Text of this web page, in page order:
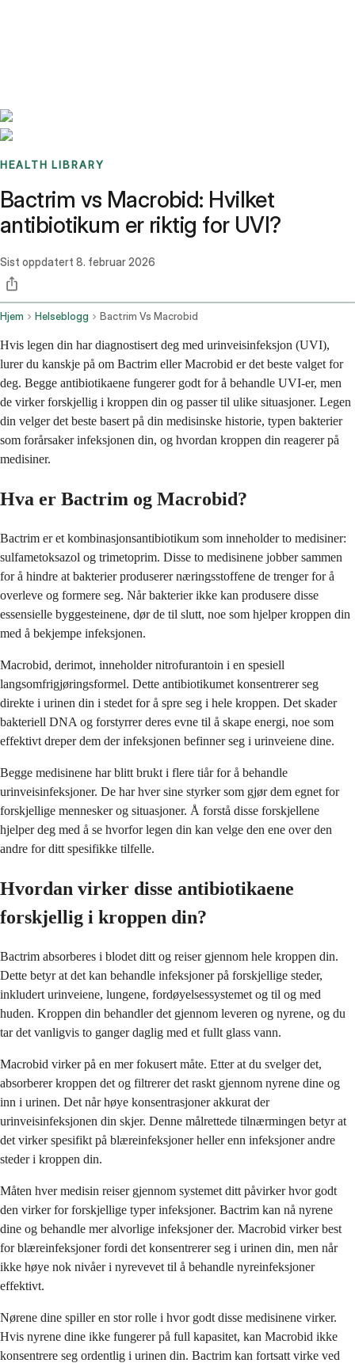
HEALTH LIBRARY
Bactrim vs Macrobid: Hvilket
antibiotikum er riktig for UVI?
Sist oppdatert 8. februar 2026
Hjem Helseblogg Bactrim Vs Macrobid
Hvis legen din har diagnostisert deg med urinveisinfeksjon (UVI),
lurer du kanskje på om Bactrim eller Macrobid er det beste valget for
deg. Begge antibiotikaene fungerer godt for å behandle UVI-er, men
de virker forskjellig i kroppen din og passer til ulike situasjoner. Legen
din velger det beste basert på din medisinske historie, typen bakterier
som forårsaker infeksjonen din, og hvordan kroppen din reagerer på
medisiner.
Hva er Bactrim og Macrobid?
Bactrim er et kombinasjonsantibiotikum som inneholder to medisiner:
sulfametoksazol og trimetoprim. Disse to medisinene jobber sammen
for å hindre at bakterier produserer næringsstoffene de trenger for å
overleve og formere seg. Når bakterier ikke kan produsere disse
essensielle byggesteinene, dør de til slutt, noe som hjelper kroppen din
med å bekjempe infeksjonen.
Macrobid, derimot, inneholder nitrofurantoin i en spesiell
langsomfrigjøringsformel. Dette antibiotikumet konsentrerer seg
direkte i urinen din i stedet for å spre seg i hele kroppen. Det skader
bakteriell DNA og forstyrrer deres evne til å skape energi, noe som
effektivt dreper dem der infeksjonen befinner seg i urinveiene dine.
Begge medisinene har blitt brukt i flere tiår for å behandle
urinveisinfeksjoner. De har hver sine styrker som gjør dem egnet for
forskjellige mennesker og situasjoner. Å forstå disse forskjellene
hjelper deg med å se hvorfor legen din kan velge den ene over den
andre for ditt spesifikke tilfelle.
Hvordan virker disse antibiotikaene
forskjellig i kroppen din?
Bactrim absorberes i blodet ditt og reiser gjennom hele kroppen din.
Dette betyr at det kan behandle infeksjoner på forskjellige steder,
inkludert urinveiene, lungene, fordøyelsessystemet og til og med
huden. Kroppen din behandler det gjennom leveren og nyrene, og du
tar det vanligvis to ganger daglig med et fullt glass vann.
Macrobid virker på en mer fokusert måte. Etter at du svelger det,
absorberer kroppen det og filtrerer det raskt gjennom nyrene dine og
inn i urinen. Det når høye konsentrasjoner akkurat der
urinveisinfeksjonen din skjer. Denne målrettede tilnærmingen betyr at
det virker spesifikt på blæreinfeksjoner heller enn infeksjoner andre
steder i kroppen din.
Måten hver medisin reiser gjennom systemet ditt påvirker hvor godt
den virker for forskjellige typer infeksjoner. Bactrim kan nå nyrene
dine og behandle mer alvorlige infeksjoner der. Macrobid virker best
for blæreinfeksjoner fordi det konsentrerer seg i urinen din, men når
ikke høye nok nivåer i nyrevevet til å behandle nyreinfeksjoner
effektivt.
Nørene dine spiller en stor rolle i hvor godt disse medisinene virker.
Hvis nyrene dine ikke fungerer på full kapasitet, kan Macrobid ikke
konsentrere seg ordentlig i urinen din. Bactrim kan fortsatt virke ved